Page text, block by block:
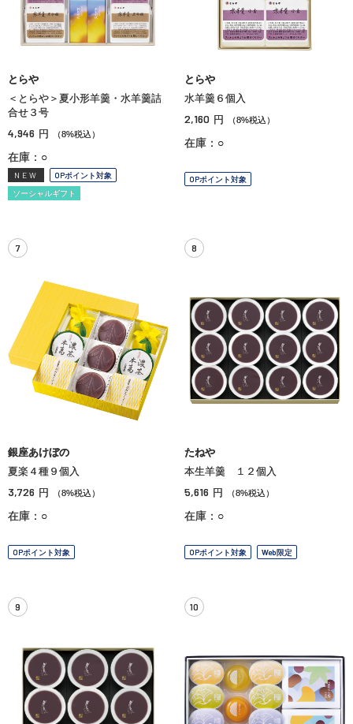
とらや
＜とらや＞夏小形羊羹・水羊羹詰
合せ３号
4,946 円 （8%税込）
在庫：○
NEW
OPポイント対象
ソーシャルギフト
とらや
水羊羹６個入
2,160 円 （8%税込）
在庫：○
OPポイント対象
7
銀座あけぼの
夏楽４種９個入
3,726 円 （8%税込）
在庫：○
OPポイント対象
8
たねや
本生羊羹 １２個入
5,616 円 （8%税込）
在庫：○
OPポイント対象 Web限定
9 10